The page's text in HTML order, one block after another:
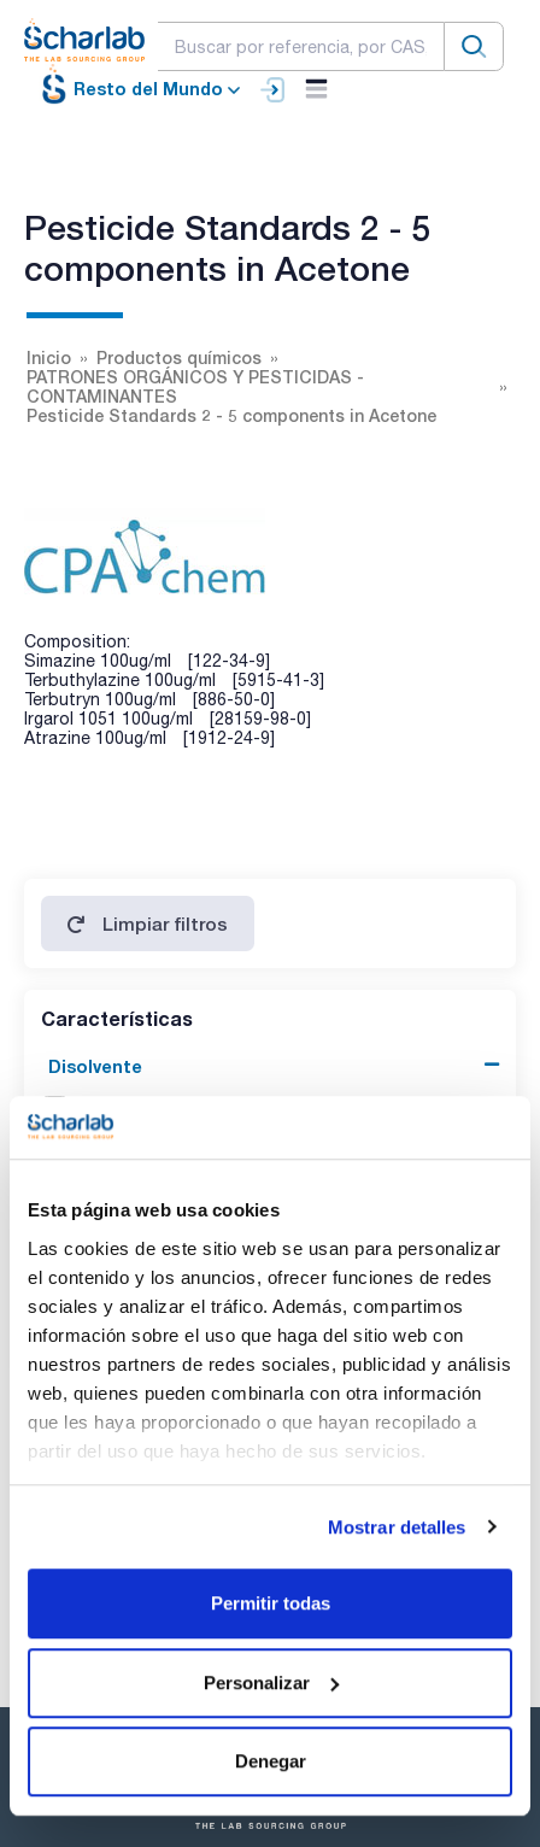
Esta página web usa cookies
Las cookies de este sitio web se usan para personalizar
el contenido y los anuncios, ofrecer funciones de redes
sociales y analizar el tráfico. Además, compartimos
información sobre el uso que haga del sitio web con
nuestros partners de redes sociales, publicidad y análisis
web, quienes pueden combinarla con otra información
que les haya proporcionado o que hayan recopilado a
partir del uso que haya hecho de sus servicios.
Mostrar detalles
Permitir todas
Personalizar
Denegar
Resto del Mundo
Pesticide Standards 2 - 5
components in Acetone
Inicio
Productos químicos
PATRONES ORGÁNICOS Y PESTICIDAS -
CONTAMINANTES
Pesticide Standards 2 - 5 components in Acetone
Composition:
Simazine 100ug/ml [122-34-9]
Terbuthylazine 100ug/ml [5915-41-3]
Terbutryn 100ug/ml [886-50-0]
Irgarol 1051 100ug/ml [28159-98-0]
Atrazine 100ug/ml [1912-24-9]
Limpiar filtros
Características
Disolvente
Ampoule(1)
Volumen
1 mL(1)
Disolvente
Acetone
Envase
Ampoule
Volumen
1 mL
Comprar
Disponibilidad